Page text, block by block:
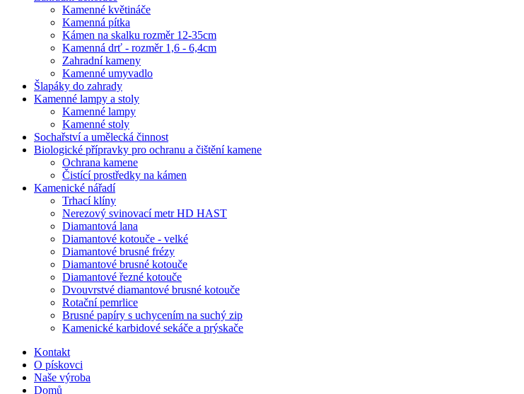
Kamenné květináče
Kamenná pítka
Kámen na skalku rozměr 12-35cm
Kamenná drť - rozměr 1,6 - 6,4cm
Zahradní kameny
Kamenné umyvadlo
Šlapáky do zahrady
Kamenné lampy a stoly
Kamenné lampy
Kamenné stoly
Sochařství a umělecká činnost
Biologické přípravky pro ochranu a čištění kamene
Ochrana kamene
Čistící prostředky na kámen
Kamenické nářadí
Trhací klíny
Nerezový svinovací metr HD HAST
Diamantová lana
Diamantové kotouče - velké
Diamantové brusné frézy
Diamantové brusné kotouče
Diamantové řezné kotouče
Dvouvrstvé diamantové brusné kotouče
Rotační pemrlice
Brusné papíry s uchycením na suchý zip
Kamenické karbidové sekáče a prýskače
Kontakt
O pískovci
Naše výroba
Domů